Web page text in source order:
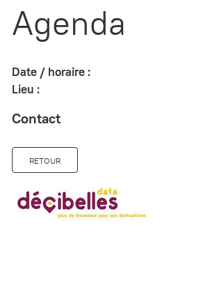
Agenda
Date / horaire :
Lieu :
Contact
RETOUR